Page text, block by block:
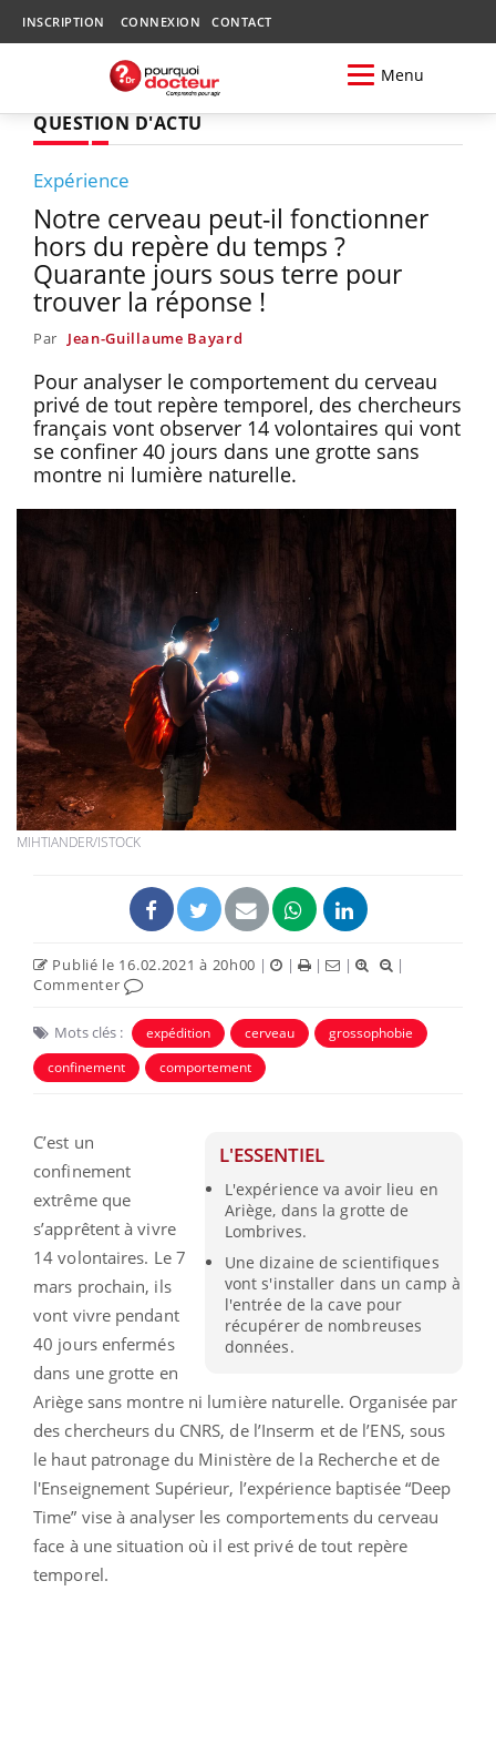
INSCRIPTION CONNEXION CONTACT
Menu
QUESTION D'ACTU
Expérience
Notre cerveau peut-il fonctionner
hors du repère du temps ?
Quarante jours sous terre pour
trouver la réponse !
Par Jean-Guillaume Bayard
Pour analyser le comportement du cerveau
privé de tout repère temporel, des chercheurs
français vont observer 14 volontaires qui vont
se confiner 40 jours dans une grotte sans
montre ni lumière naturelle.
MIHTIANDER/ISTOCK
Publié le 16.02.2021 à 20h00 | | | |
|
Commenter
Mots clés : expédition cerveau
grossophobie
confinement
comportement
L'ESSENTIEL
L'expérience va avoir lieu en
Ariège, dans la grotte de
Lombrives.
Une dizaine de scientifiques
vont s'installer dans un camp à
l'entrée de la cave pour
récupérer de nombreuses
données.
C’est un
confinement
extrême que
s’apprêtent à vivre
14 volontaires. Le 7
mars prochain, ils
vont vivre pendant
40 jours enfermés
dans une grotte en
Ariège sans montre ni lumière naturelle. Organisée par
des chercheurs du CNRS, de l’Inserm et de l’ENS, sous
le haut patronage du Ministère de la Recherche et de
l'Enseignement Supérieur, l’expérience baptisée “Deep
Time” vise à analyser les comportements du cerveau
face à une situation où il est privé de tout repère
temporel.